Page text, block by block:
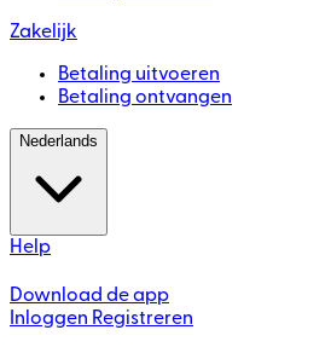
Zakelijk
Betaling uitvoeren
Betaling ontvangen
Nederlands
Help
Download de app
Inloggen Registreren